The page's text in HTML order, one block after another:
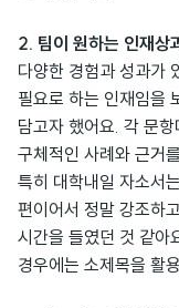
2. 팀이 원하는 인재상
다양한 경험과 성과가
필요로 하는 인재임을
담고자 했어요. 각 문
구체적인 사례와 근거
특히 대학내일 자소서
편이어서 정말 강조하
시간을 들였던 것 같아
경우에는 소제목을 활